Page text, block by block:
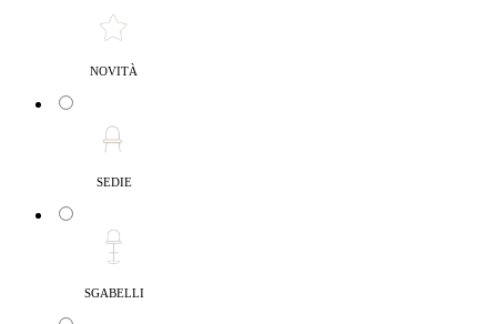
NOVITÀ
SEDIE
SGABELLI